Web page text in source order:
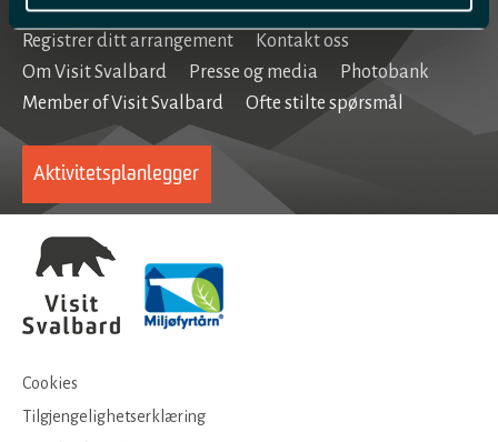
Registrer ditt arrangement
Kontakt oss
Om Visit Svalbard
Presse og media
Photobank
Member of Visit Svalbard
Ofte stilte spørsmål
Aktivitetsplanlegger
Cookies
Tilgjengelighetserklæring